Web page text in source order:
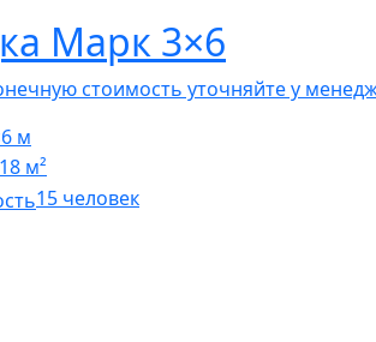
Марк 3×6
стоимость уточняйте у
м
18 м²
15 человек